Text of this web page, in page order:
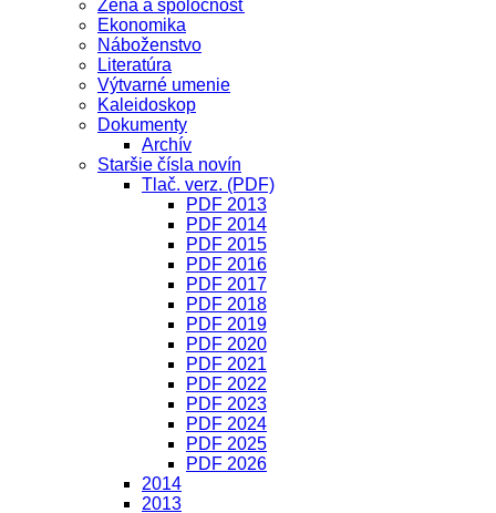
Žena a spoločnosť
Ekonomika
Náboženstvo
Literatúra
Výtvarné umenie
Kaleidoskop
Dokumenty
Archív
Staršie čísla novín
Tlač. verz. (PDF)
PDF 2013
PDF 2014
PDF 2015
PDF 2016
PDF 2017
PDF 2018
PDF 2019
PDF 2020
PDF 2021
PDF 2022
PDF 2023
PDF 2024
PDF 2025
PDF 2026
2014
2013